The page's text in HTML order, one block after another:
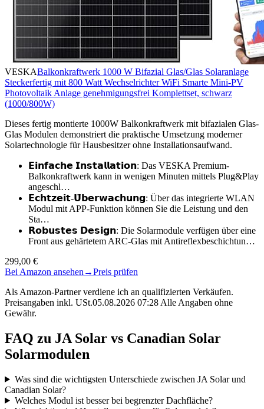
VESKABalkonkraftwerk 1000 W Bifazial Glas/Glas Solaranlage
Steckerfertig mit 800 Watt Wechselrichter WiFi Smarte Mini-PV
Photovoltaik Anlage genehmigungsfrei Komplettset, schwarz
(1000/800W)
Dieses fertig montierte 1000W Balkonkraftwerk mit bifazialen Glas-
Glas Modulen demonstriert die praktische Umsetzung moderner
Solartechnologie für Hausbesitzer ohne Installationsaufwand.
𝗘𝗶𝗻𝗳𝗮𝗰𝗵𝗲 𝗜𝗻𝘀𝘁𝗮𝗹𝗹𝗮𝘁𝗶𝗼𝗻: Das VESKA Premium-
Balkonkraftwerk kann in wenigen Minuten mittels Plug&Play
angeschl…
𝗘𝗰𝗵𝘁𝘇𝗲𝗶𝘁-𝗨̈𝗯𝗲𝗿𝘄𝗮𝗰𝗵𝘂𝗻𝗴: Über das integrierte WLAN
Modul mit APP-Funktion können Sie die Leistung und den
Sta…
𝗥𝗼𝗯𝘂𝘀𝘁𝗲𝘀 𝗗𝗲𝘀𝗶𝗴𝗻: Die Solarmodule verfügen über eine
Front aus gehärtetem ARC-Glas mit Antireflexbeschichtun…
299,00 €
Bei Amazon ansehen →Preis prüfen
Als Amazon-Partner verdiene ich an qualifizierten Verkäufen.
Preisangaben inkl. USt.05.08.2026 07:28 Alle Angaben ohne
Gewähr.
FAQ zu JA Solar vs Canadian Solar
Solarmodulen
Was sind die wichtigsten Unterschiede zwischen JA Solar und
Canadian Solar?
Welches Modul ist besser bei begrenzter Dachfläche?